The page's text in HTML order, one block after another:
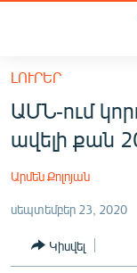
հիմնական
բովանդակությանը
Անցնել
հիմնական
մենյուին
ՔԱՂԱՔԱԿԱՆ
ԻՐԱՎՈՒՆՔ
ՀԱՍԱՐԱԿՈՒԹՅՈՒՆ
ԼՈՒՐԵՐ
ԱՄՆ-ում
ավելի քան
Արմեն Քոլոյան
սեպտեմբեր 23, 2020
Կիսվել